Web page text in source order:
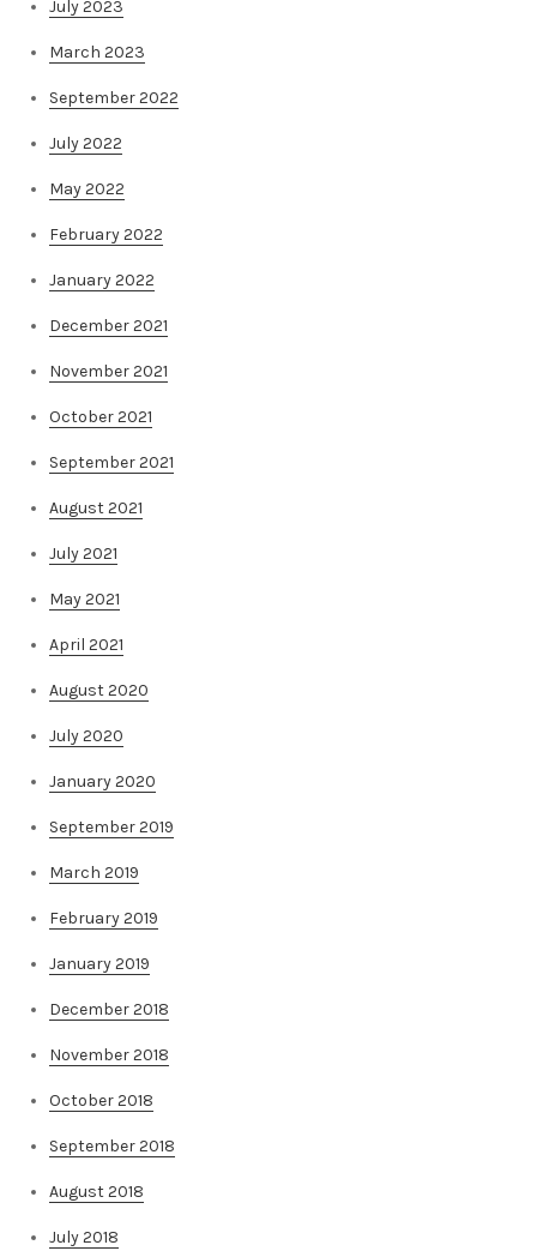
July 2023
March 2023
September 2022
July 2022
May 2022
February 2022
January 2022
December 2021
November 2021
October 2021
September 2021
August 2021
July 2021
May 2021
April 2021
August 2020
July 2020
January 2020
September 2019
March 2019
February 2019
January 2019
December 2018
November 2018
October 2018
September 2018
August 2018
July 2018